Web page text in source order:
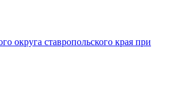
округа ставропольского края при